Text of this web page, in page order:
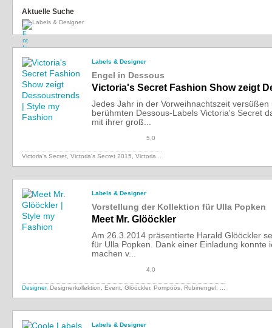
Aktuelle Suche
Labels & Designer
Labels & Designer
Engel in Dessous
Victoria's Secret Fashion Show zeigt
Jedes Jahr in der Vorweihnachtszeit versüßen
berühmten Dessous-Labels Victoria's Secret
mit ihrer groß...
5,0
Victoria's Secret, Victoria's Secret 2015, Victoria...
Labels & Designer
Vorstellung der Kollektion für Ulla Popken
Meet Mr. Glööckler
Am 26.3.2014 präsentierte Harald Glööckler
für Ulla Popken. Dank einer Einladung konnte
machen v...
4,0
Designer, Designerkollektion, Event, Glööckler, Pompöös, Rubinengel,
Labels & Designer